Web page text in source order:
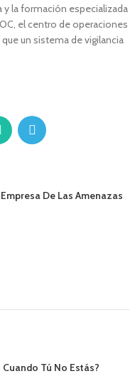
la formación especializada
el centro de operaciones
un sistema de vigilancia
De Las Amenazas
Tú No Estás?